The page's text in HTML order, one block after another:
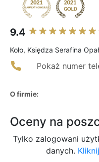
9.4
Koło, Księdza Serafina
Pokaż numer
O firmie:
Oceny na
Tylko zalogowani
danych.